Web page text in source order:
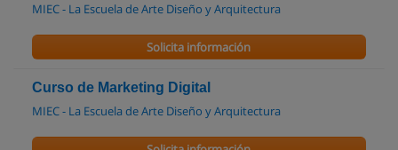
MIEC - La Escuela de Arte Diseño y Arquitectura
Solicita información
Curso de Marketing Digital
MIEC - La Escuela de Arte Diseño y Arquitectura